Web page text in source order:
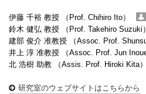
伊藤 千裕 教授 （Prof. Chihiro Ito）
鈴木 健弘 教授 （Prof. Takehiro Suzuki）
建部 俊介 准教授 （Assoc. Prof.
井上 淳 准教授 （Assoc. Prof. Jun Inoue
北 浩樹 助教 （Assis. Prof. Hiroki Kita）
研究室のウェブサイトはこちらから